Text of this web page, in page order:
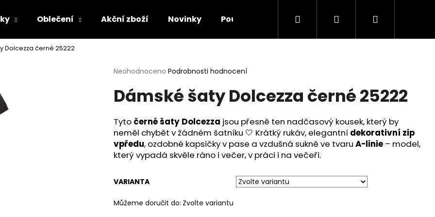
Oblečení Akční zboží Novinky Poukazy Doplňky O nás Kontakt
Hledat PřihlášeníNákupní
Dolcezza černé 25222
Průměrné
produktu
je
z
5
hvězdiček.
Neohodnoceno Podrobnosti hodnocení
Dámské šaty Dolcezza černé 25222
Tyto černé šaty Dolcezza jsou přesně ten nadčasový kousek, který by
neměl chybět v žádném šatníku 🤍 Krátký rukáv, elegantní dekorativní zip
vpředu, ozdobné kapsičky v pase a vzdušná sukně ve tvaru A-linie – model,
který vypadá skvěle ráno i večer, v práci i na večeři.
VARIANTA
Můžeme doručit do: Zvolte variantu
Co potřebujete najít?
HLEDAT
Následující